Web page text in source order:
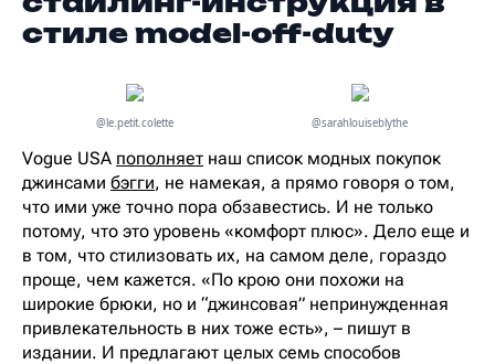
стиле model-off-duty
@le.petit.colette @sarahlouiseblythe
Vogue USA пополняет наш список модных покупок
джинсами бэгги, не намекая, а прямо говоря о том,
что ими уже точно пора обзавестись. И не только
потому, что это уровень «комфорт плюс». Дело еще и
в том, что стилизовать их, на самом деле, гораздо
проще, чем кажется. «По крою они похожи на
широкие брюки, но и “джинсовая” непринужденная
привлекательность в них тоже есть», – пишут в
издании. И предлагают целых семь способов